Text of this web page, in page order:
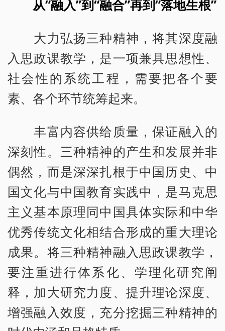
从“融入”到“融合”再到“落地生根”
大力弘扬三种精神，将其深度融
入思政课教学，是一项兼具思想性、
社会性的系统工程，需要把各个要
素、各个环节统筹起来。
丰富内容供给质量，保证融入的
深刻性。三种精神的产生和发展并非
偶然，而是深深扎根于中国历史、中
国文化与中国教育实践中，是马克思
主义基本原理同中国具体实际和中华
优秀传统文化相结合形成的重大理论
成果。将三种精神融入思政课教学，
要注重进行体系化、学理化研究阐
释，加大研究力度、提升理论深度、
增强融入效度，充分挖掘三种精神的